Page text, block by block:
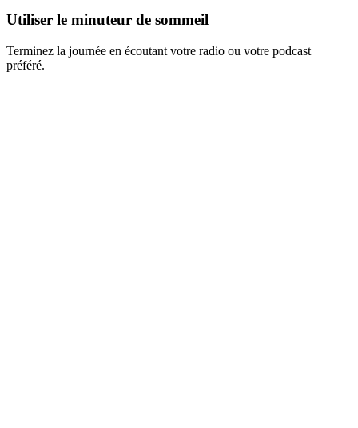
Utiliser le minuteur de sommeil
Terminez la journée en écoutant votre radio ou votre podcast
préféré.